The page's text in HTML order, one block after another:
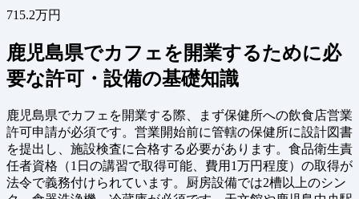
715.2万円
鹿児島県でカフェを開業するために必
要な許可・設備の基礎知識
鹿児島県でカフェを開業する際、まず保健所への飲食店営業
許可申請が必須です。営業開始前に管轄の保健所に設計図書
を提出し、施設検査に合格する必要があります。食品衛生責
任者資格（1日の講習で取得可能、費用1万円程度）の取得が
法令で義務付けられています。厨房設備では2槽以上のシン